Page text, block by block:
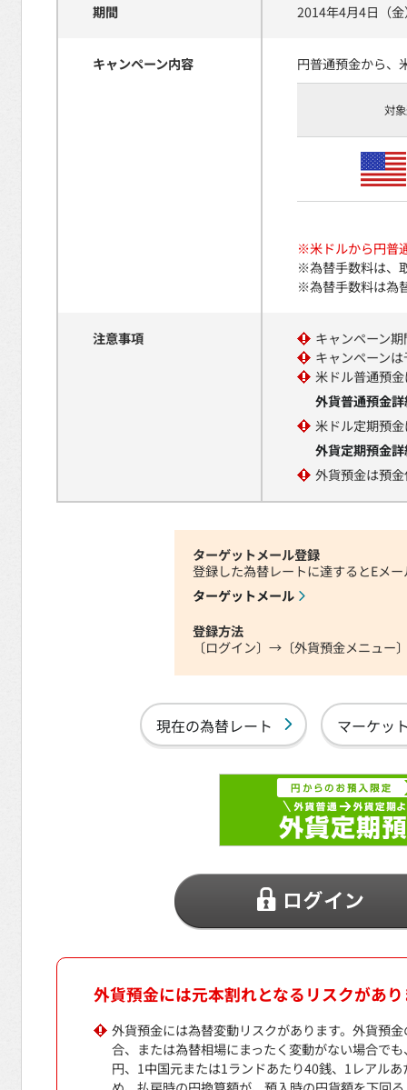
期間 2014年4月4日（
キャンペーン内容 円普通預金から、
対
※米ドルから円普
※為替手数料は、
※為替手数料は為
注意事項
キャンペーン
キャンペーン
米ドル普通預
外貨普通預金
米ドル定期預
外貨定期預金
外貨預金は預
ターゲットメール登録
登録した為替レートに達するとEメ
ターゲットメール
登録方法
〔ログイン〕→〔外貨預金メニュ
現在の為替レート マーケッ
外貨預金には元本割れとなるリスクがあ
外貨預金には為替変動リスクがあります。外貨預
合、または為替相場にまったく変動がない場合で
円、1中国元または1ランドあたり40銭、1レアル